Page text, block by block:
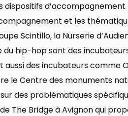
dispositifs
et les
Scintillo, la Nurserie
du hip-hop sont des
des incubateurs comme
le Centre des monuments
des problématiques
The Bridge à Avignon qui